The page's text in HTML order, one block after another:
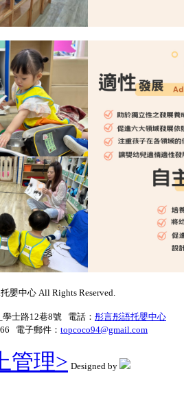
嬰中心 All Rights Reserved.
士路12巷8號 電話： 彤言彤語托嬰中心
電子郵件： topcoco94@gmail.com
管理> Designed by